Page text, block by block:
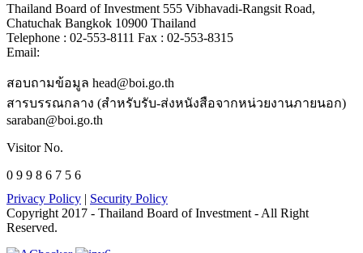
Thailand Board of Investment 555 Vibhavadi-Rangsit Road,
Chatuchak Bangkok 10900 Thailand
Telephone : 02-553-8111 Fax : 02-553-8315
Email:
สอบถามข้อมูล head@boi.go.th
สารบรรณกลาง (สำหรับรับ-ส่งหนังสือจากหน่วยงานภายนอก)
saraban@boi.go.th
Visitor No.
0 9 9 8 6 7 5 6
Privacy Policy | Security Policy
Copyright 2017 - Thailand Board of Investment - All Right
Reserved.